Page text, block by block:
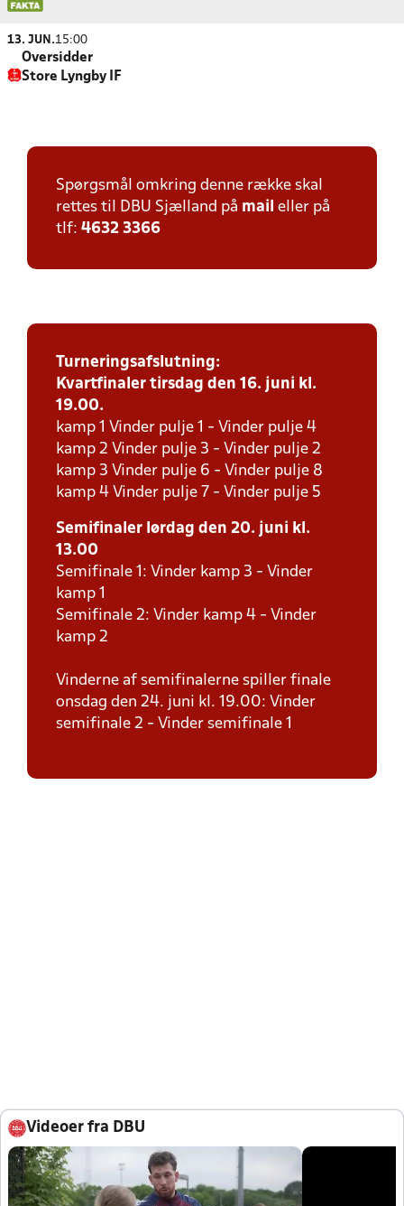
13. JUN.15:00
Oversidder
Store Lyngby IF
Spørgsmål omkring denne række skal
rettes til DBU Sjælland på mail eller på
tlf: 4632 3366
Turneringsafslutning:
Kvartfinaler tirsdag den 16. juni kl.
19.00.
kamp 1 Vinder pulje 1 - Vinder pulje 4
kamp 2 Vinder pulje 3 - Vinder pulje 2
kamp 3 Vinder pulje 6 - Vinder pulje 8
kamp 4 Vinder pulje 7 - Vinder pulje 5
Semifinaler lørdag den 20. juni kl.
13.00
Semifinale 1: Vinder kamp 3 - Vinder
kamp 1
Semifinale 2: Vinder kamp 4 - Vinder
kamp 2
Vinderne af semifinalerne spiller finale
onsdag den 24. juni kl. 19.00: Vinder
semifinale 2 - Vinder semifinale 1
Videoer fra DBU